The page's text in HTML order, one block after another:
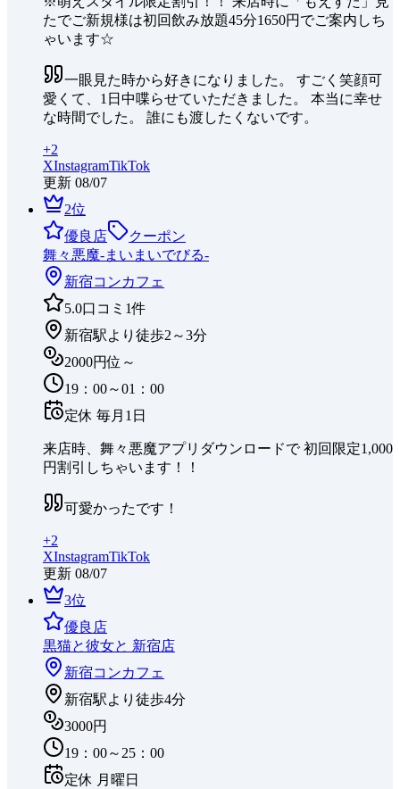
たでご新規様は初回飲み放題45分1650円でご案内しち
ゃいます☆
一眼見た時から好きになりました。 すごく笑顔可
愛くて、1日中喋らせていただきました。 本当に幸せ
な時間でした。 誰にも渡したくないです。
+2
XInstagramTikTok
更新 08/07
2位
優良店
クーポン
舞々悪魔-まいまいでびる-
新宿コンカフェ
5.0口コミ 1件
新宿駅より徒歩2～3分
2000円位～
19：00～01：00
定休 毎月1日
来店時、舞々悪魔アプリダウンロードで 初回限定1,000
円割引しちゃいます！！
可愛かったです！
+2
XInstagramTikTok
更新 08/07
3位
優良店
黒猫と彼女と 新宿店
新宿コンカフェ
新宿駅より徒歩4分
3000円
19：00～25：00
定休 月曜日